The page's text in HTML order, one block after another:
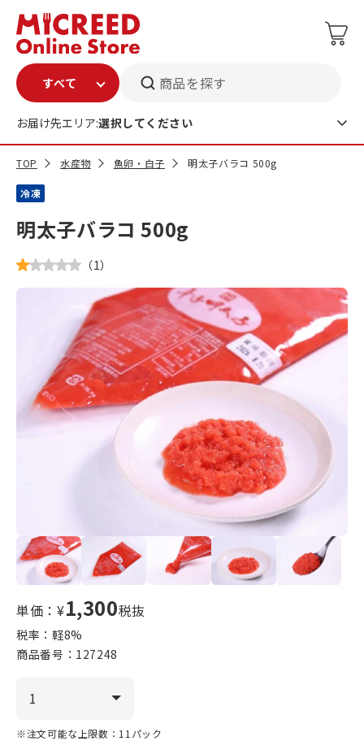
商品を探す
お届け先エリア:選択してください
TOP 水産物 魚卵・白子 明太子バラコ 500g
冷凍
明太子バラコ 500g
（1）
単価：¥1,300税抜
税率：軽8%
商品番号： 127248
※注文可能な上限数：11パック